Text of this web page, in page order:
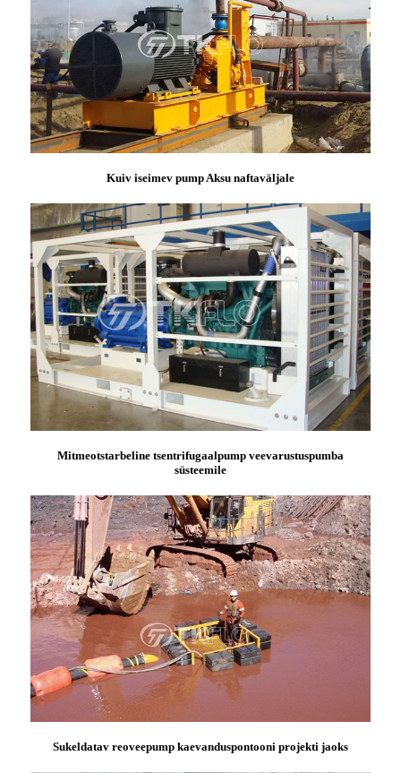
Kuiv iseimev pump Aksu naftaväljale
Mitmeotstarbeline tsentrifugaalpump veevarustuspumba
süsteemile
Sukeldatav reoveepump kaevanduspontooni projekti jaoks